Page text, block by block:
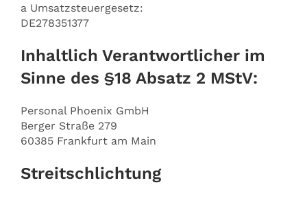
a Umsatzsteuergesetz:
DE278351377
Inhaltlich Verantwortlicher im
Sinne des §18 Absatz 2 MStV:
Personal Phoenix GmbH
Berger Straße 279
60385 Frankfurt am Main
Streitschlichtung